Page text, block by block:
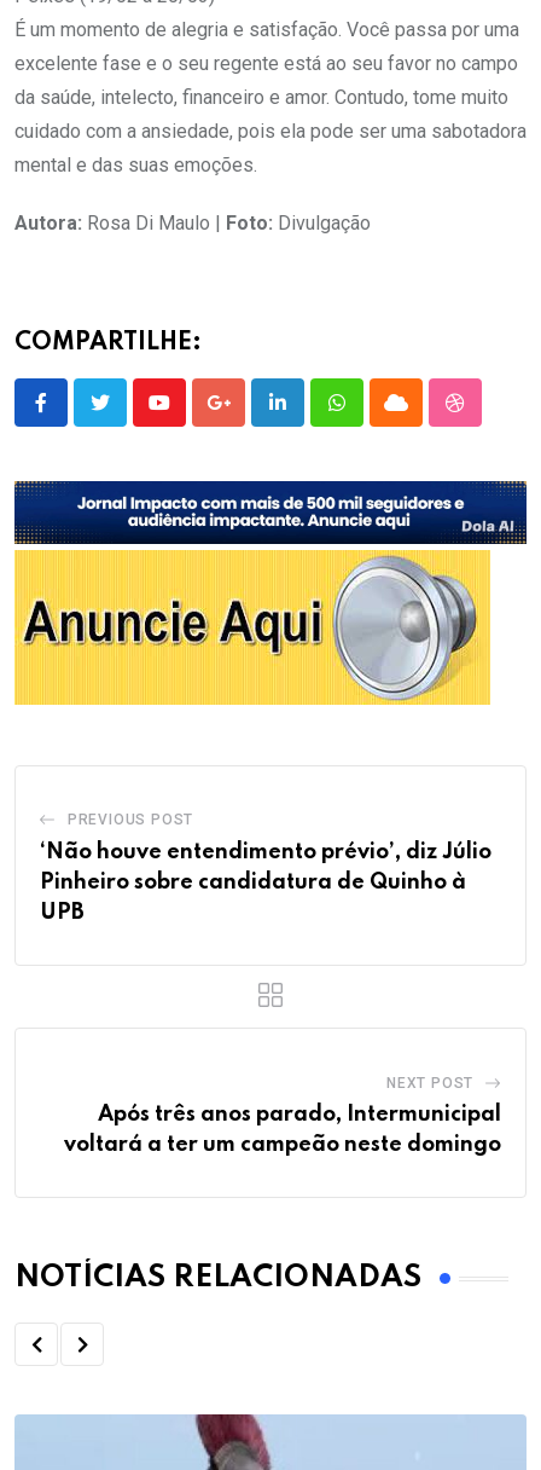
É um momento de alegria e satisfação. Você passa por uma
excelente fase e o seu regente está ao seu favor no campo
da saúde, intelecto, financeiro e amor. Contudo, tome muito
cuidado com a ansiedade, pois ela pode ser uma sabotadora
mental e das suas emoções.
Autora: Rosa Di Maulo | Foto: Divulgação
COMPARTILHE:
YoutubeGoogle+LinkedInWhatsappCloud
PREVIOUS POST
‘Não houve entendimento prévio’, diz Júlio
Pinheiro sobre candidatura de Quinho à
UPB
NEXT POST
Após três anos parado, Intermunicipal
voltará a ter um campeão neste domingo
NOTÍCIAS RELACIONADAS